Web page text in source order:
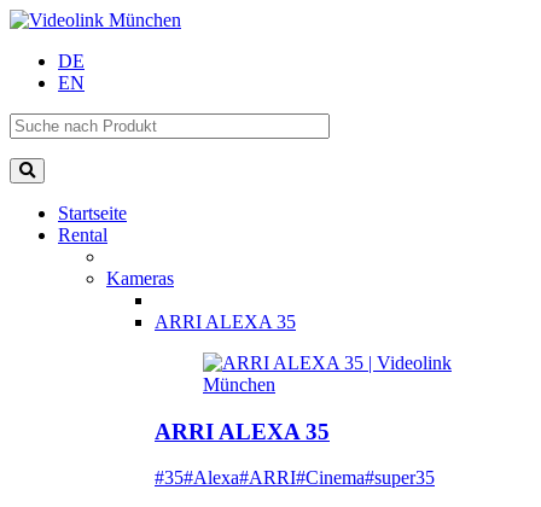
DE
EN
Startseite
Rental
Kameras
ARRI ALEXA 35
ARRI ALEXA 35
#35#Alexa#ARRI#Cinema#super35